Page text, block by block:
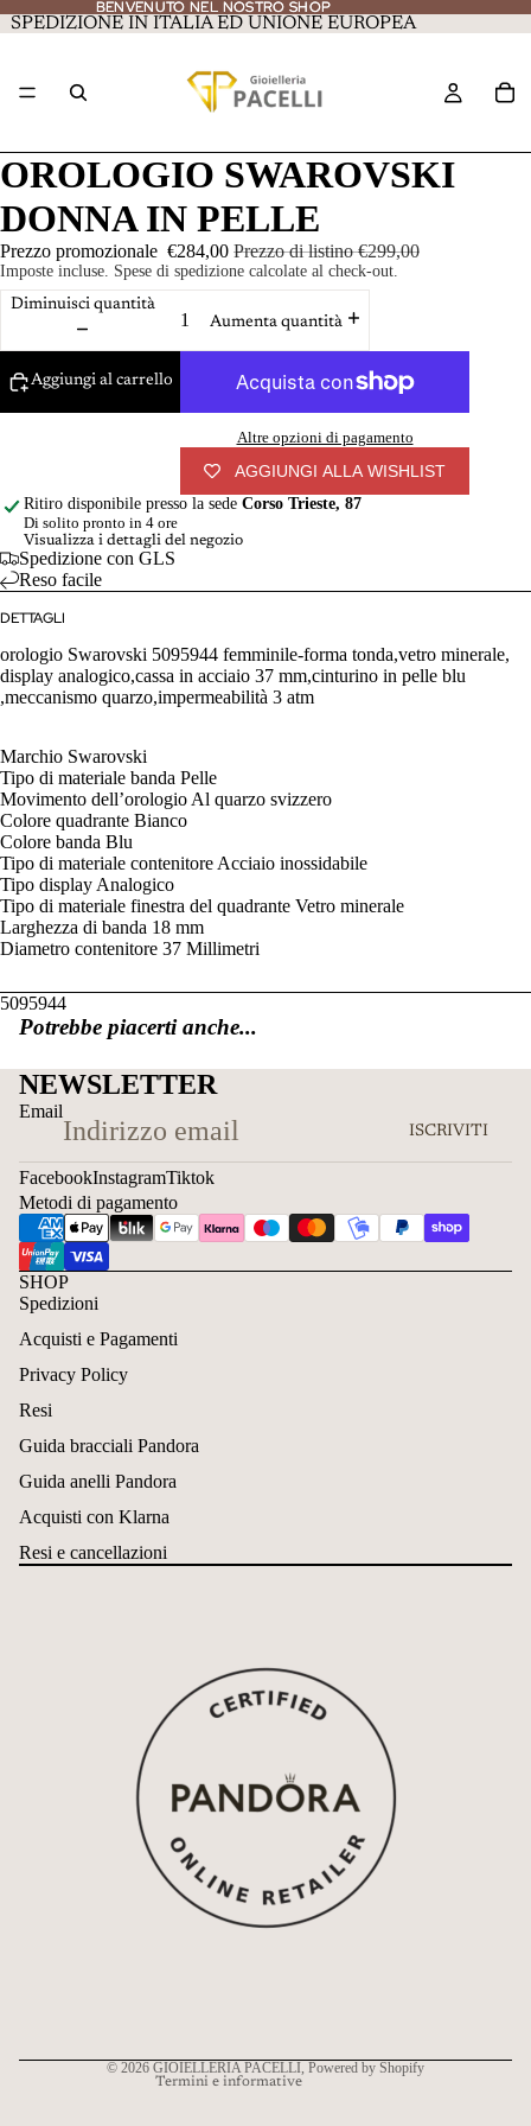
BENVENUTO NEL NOSTRO SHOP
BENVENUTO NEL NOSTRO SHOP
SPEDIZIONE IN ITALIA ED UNIONE EUROPEA
OROLOGIO SWAROVSKI
DONNA IN PELLE
Prezzo promozionale €284,00 Prezzo di listino€299,00
Imposte incluse. Spese di spedizione calcolate al check-out.
Diminuisci quantità
Aumenta quantità
Aggiungi al carrello
Altre opzioni di pagamento
AGGIUNGI ALLA WISHLIST
Ritiro disponibile presso la sede Corso Trieste, 87
Di solito pronto in 4 ore
Visualizza i dettagli del negozio
Spedizione con GLS
Reso facile
DETTAGLI
orologio Swarovski 5095944 femminile-forma tonda,vetro minerale,
display analogico,cassa in acciaio 37 mm,cinturino in pelle blu
,meccanismo quarzo,impermeabilità 3 atm
Marchio Swarovski
Tipo di materiale banda Pelle
Movimento dell’orologio Al quarzo svizzero
Colore quadrante Bianco
Colore banda Blu
Tipo di materiale contenitore Acciaio inossidabile
Tipo display Analogico
Tipo di materiale finestra del quadrante Vetro minerale
Larghezza di banda 18 mm
Diametro contenitore 37 Millimetri
5095944
Potrebbe piacerti anche...
NEWSLETTER
Email
ISCRIVITI
FacebookInstagramTiktok
Metodi di pagamento
SHOP
Spedizioni
Acquisti e Pagamenti
Privacy Policy
Resi
Guida bracciali Pandora
Guida anelli Pandora
Acquisti con Klarna
Resi e cancellazioni
© 2026 GIOIELLERIA PACELLI, Powered by Shopify
Termini e informative
Informativa sui rimborsi